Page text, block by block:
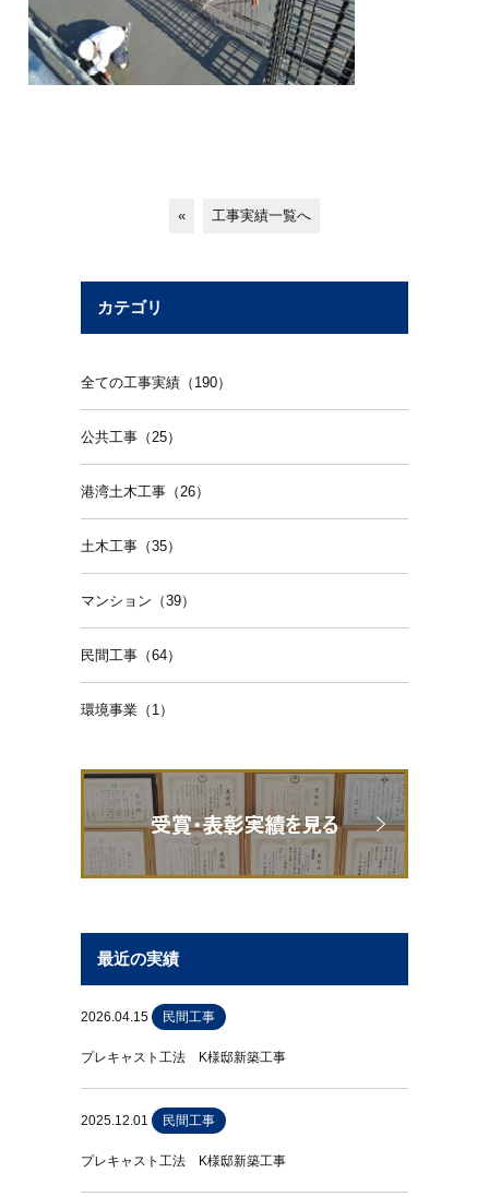
« 工事実績一覧へ
カテゴリ
全ての工事実績（190）
公共工事（25）
港湾土木工事（26）
土木工事（35）
マンション（39）
民間工事（64）
環境事業（1）
最近の実績
2026.04.15 民間工事
プレキャスト工法 K様邸新築工事
2025.12.01 民間工事
プレキャスト工法 K様邸新築工事